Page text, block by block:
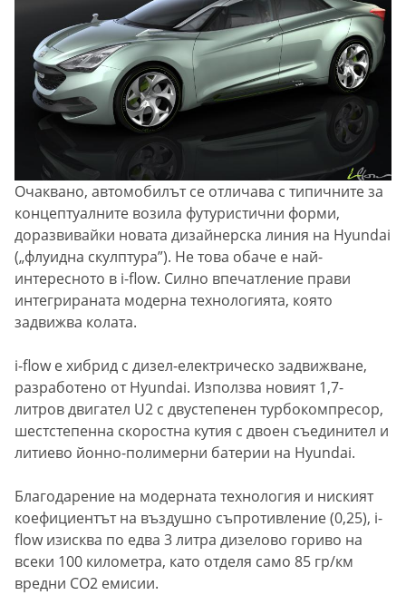
Очаквано, автомобилът се отличава с типичните за
концептуалните возила футуристични форми,
доразвивайки новата дизайнерска линия на Hyundai
(„флуидна скулптура”). Не това обаче е най-
интересното в i-flow. Силно впечатление прави
интегрираната модерна технологията, която
задвижва колата.
i-flow е хибрид с дизел-електрическо задвижване,
разработено от Hyundai. Използва новият 1,7-
литров двигател U2 с двустепенен турбокомпресор,
шестстепенна скоростна кутия с двоен съединител и
литиево йонно-полимерни батерии на Hyundai.
Благодарение на модерната технология и ниският
коефициентът на въздушно съпротивление (0,25), i-
flow изисква по едва 3 литра дизелово гориво на
всеки 100 километра, като отделя само 85 гр/км
вредни СО2 емисии.